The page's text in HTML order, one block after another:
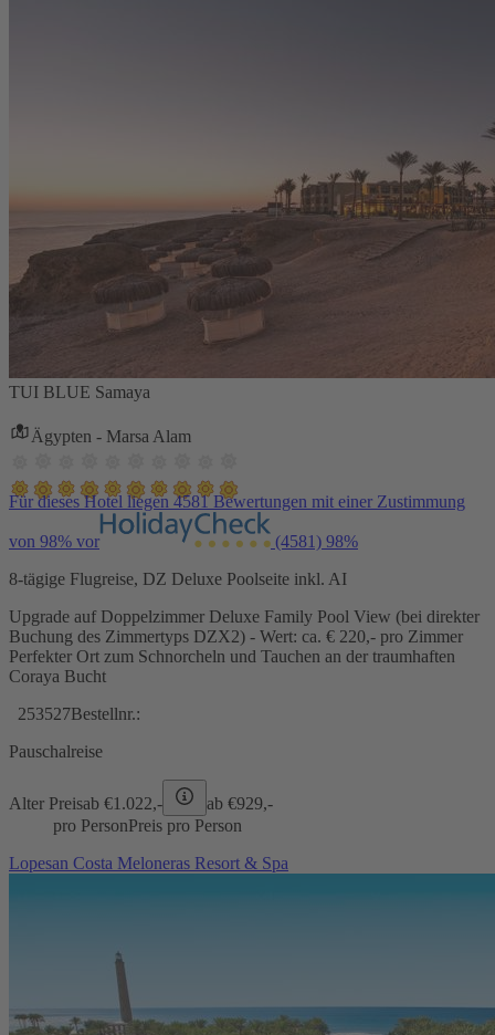
TUI BLUE Samaya
Ägypten - Marsa Alam
Für dieses Hotel liegen 4581 Bewertungen mit einer Zustimmung
von 98% vor (4581) 98%
8-tägige Flugreise, DZ Deluxe Poolseite inkl. AI
Upgrade auf Doppelzimmer Deluxe Family Pool View (bei direkter
Buchung des Zimmertyps DZX2) - Wert: ca. € 220,- pro Zimmer
Perfekter Ort zum Schnorcheln und Tauchen an der traumhaften
Coraya Bucht
253527Bestellnr.:
Pauschalreise
Alter Preisab €1.022,- ab €929,-
pro PersonPreis pro Person
Lopesan Costa Meloneras Resort & Spa